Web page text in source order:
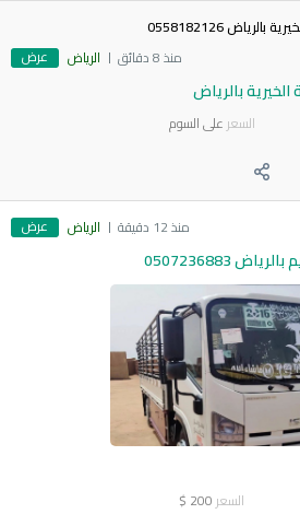
0558182126
منذ 8 دقائق
الرياض عرض
بالرياض
السعر على السوم
منذ 12 دقيقة الرياض عرض
0507236883
السعر 200
$